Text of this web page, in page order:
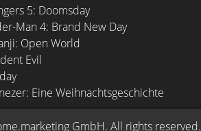
5: Doomsday
Man 4: Brand New Day
Open World
Evil
Eine Weihnachtsgeschichte
GmbH. All rights reserved.